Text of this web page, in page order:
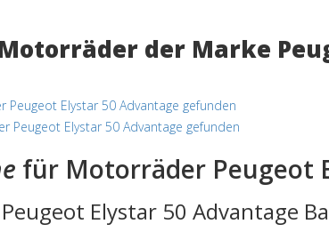
der Marke
Elystar 50 Advantage gefunden
Peugeot Elystar 50 Advantage gefunden
für Motorräder Peugeot
Elystar 50 Advantage